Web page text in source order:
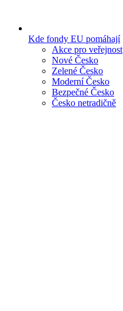
Kde fondy EU pomáhají
Akce pro veřejnost
Nové Česko
Zelené Česko
Moderní Česko
Bezpečné Česko
Česko netradičně